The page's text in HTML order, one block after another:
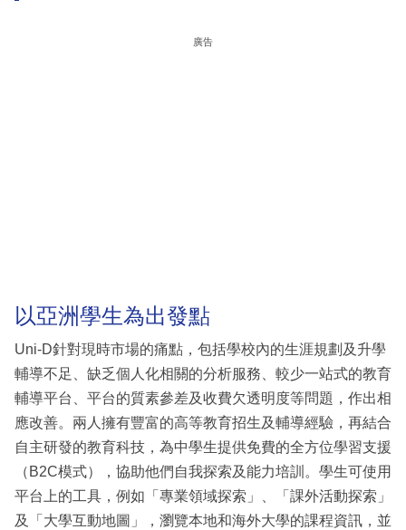
廣告
以亞洲學生為出發點
Uni-D針對現時市場的痛點，包括學校內的生涯規劃及升學
輔導不足、缺乏個人化相關的分析服務、較少一站式的教育
輔導平台、平台的質素參差及收費欠透明度等問題，作出相
應改善。兩人擁有豐富的高等教育招生及輔導經驗，再結合
自主研發的教育科技，為中學生提供免費的全方位學習支援
（B2C模式），協助他們自我探索及能力培訓。學生可使用
平台上的工具，例如「專業領域探索」、「課外活動探索」
及「大學互動地圖」，瀏覽本地和海外大學的課程資訊，並